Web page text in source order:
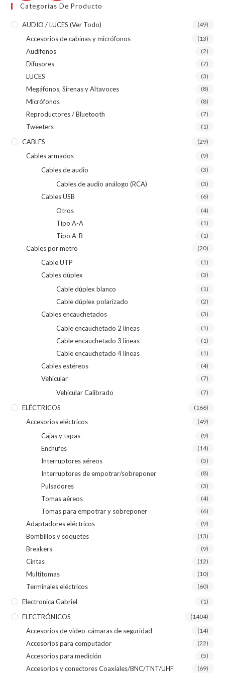
Categorías De Producto
AUDIO / LUCES (ver Todo) (49)
Accesorios de cabinas y micrófonos (13)
Audífonos (2)
Difusores (7)
LUCES (3)
Megáfonos, Sirenas y Altavoces (8)
Micrófonos (8)
Reproductores / Bluetooth (7)
Tweeters (1)
CABLES (29)
Cables armados (9)
Cables de audio (3)
Cables de audio análogo (RCA) (3)
Cables USB (6)
Otros (4)
Tipo A-A (1)
Tipo A-B (1)
Cables por metro (20)
Cable UTP (1)
Cables dúplex (3)
Cable dúplex blanco (1)
Cable dúplex polarizado (2)
Cables encauchetados (3)
Cable encauchetado 2 líneas (1)
Cable encauchetado 3 líneas (1)
Cable encauchetado 4 líneas (1)
Cables estéreos (4)
Vehicular (7)
Vehicular Calibrado (7)
ELÉCTRICOS (166)
Accesorios eléctricos (49)
Cajas y tapas (9)
Enchufes (14)
Interruptores aéreos (5)
Interruptores de empotrar/sobreponer (8)
Pulsadores (3)
Tomas aéreos (4)
Tomas para empotrar y sobreponer (6)
Adaptadores eléctricos (9)
Bombillos y soquetes (13)
Breakers (9)
Cintas (12)
Multitomas (10)
Terminales eléctricos (60)
Electronica Gabriel (1)
ELECTRÓNICOS (1404)
Accesorios de video-cámaras de seguridad (14)
Accesorios para computador (22)
Accesorios para medición (5)
Accesorios y conectores Coaxiales/BNC/TNT/UHF (69)